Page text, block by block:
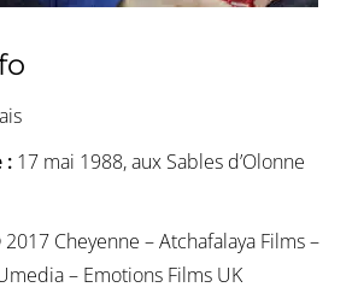
: 17 mai 1988, aux Sables d’Olonne
Cheyenne – Atchafalaya Films –
– Emotions Films UK